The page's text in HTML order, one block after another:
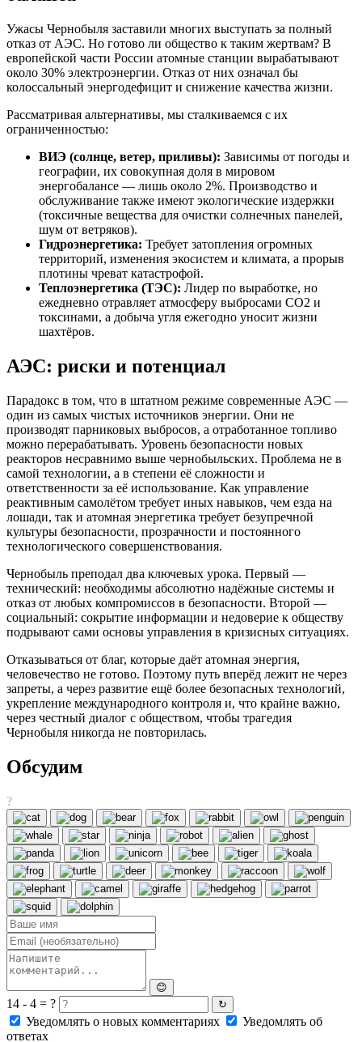
Ужасы Чернобыля заставили многих выступать за полный
отказ от АЭС. Но готово ли общество к таким жертвам? В
европейской части России атомные станции вырабатывают
около 30% электроэнергии. Отказ от них означал бы
колоссальный энергодефицит и снижение качества жизни.
Рассматривая альтернативы, мы сталкиваемся с их
ограниченностью:
ВИЭ (солнце, ветер, приливы): Зависимы от погоды и
географии, их совокупная доля в мировом
энергобалансе — лишь около 2%. Производство и
обслуживание также имеют экологические издержки
(токсичные вещества для очистки солнечных панелей,
шум от ветряков).
Гидроэнергетика: Требует затопления огромных
территорий, изменения экосистем и климата, а прорыв
плотины чреват катастрофой.
Теплоэнергетика (ТЭС): Лидер по выработке, но
ежедневно отравляет атмосферу выбросами CO2 и
токсинами, а добыча угля ежегодно уносит жизни
шахтёров.
АЭС: риски и потенциал
Парадокс в том, что в штатном режиме современные АЭС —
один из самых чистых источников энергии. Они не
производят парниковых выбросов, а отработанное топливо
можно перерабатывать. Уровень безопасности новых
реакторов несравнимо выше чернобыльских. Проблема не в
самой технологии, а в степени её сложности и
ответственности за её использование. Как управление
реактивным самолётом требует иных навыков, чем езда на
лошади, так и атомная энергетика требует безупречной
культуры безопасности, прозрачности и постоянного
технологического совершенствования.
Чернобыль преподал два ключевых урока. Первый —
технический: необходимы абсолютно надёжные системы и
отказ от любых компромиссов в безопасности. Второй —
социальный: сокрытие информации и недоверие к обществу
подрывают сами основы управления в кризисных ситуациях.
Отказываться от благ, которые даёт атомная энергия,
человечество не готово. Поэтому путь вперёд лежит не через
запреты, а через развитие ещё более безопасных технологий,
укрепление международного контроля и, что крайне важно,
через честный диалог с обществом, чтобы трагедия
Чернобыля никогда не повторилась.
Обсудим
?
😊
14 - 4 = ? ↻
Уведомлять о новых комментариях
Уведомлять об
ответах